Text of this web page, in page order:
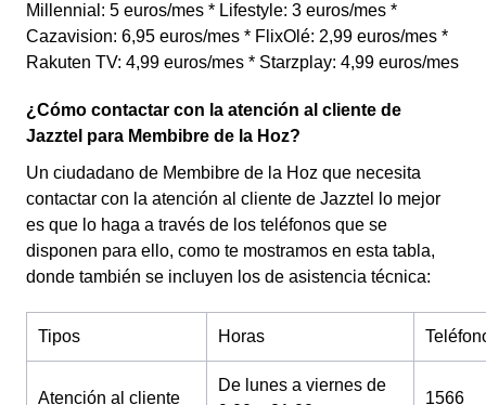
Millennial: 5 euros/mes * Lifestyle: 3 euros/mes *
Cazavision: 6,95 euros/mes * FlixOlé: 2,99 euros/mes *
Rakuten TV: 4,99 euros/mes * Starzplay: 4,99 euros/mes
¿Cómo contactar con la atención al cliente de
Jazztel para Membibre de la Hoz?
Un ciudadano de Membibre de la Hoz que necesita
contactar con la atención al cliente de Jazztel lo mejor
es que lo haga a través de los teléfonos que se
disponen para ello, como te mostramos en esta tabla,
donde también se incluyen los de asistencia técnica:
Tipos Horas
Atención al cliente
De lunes a viernes de
1566